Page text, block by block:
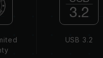
USB 3.2